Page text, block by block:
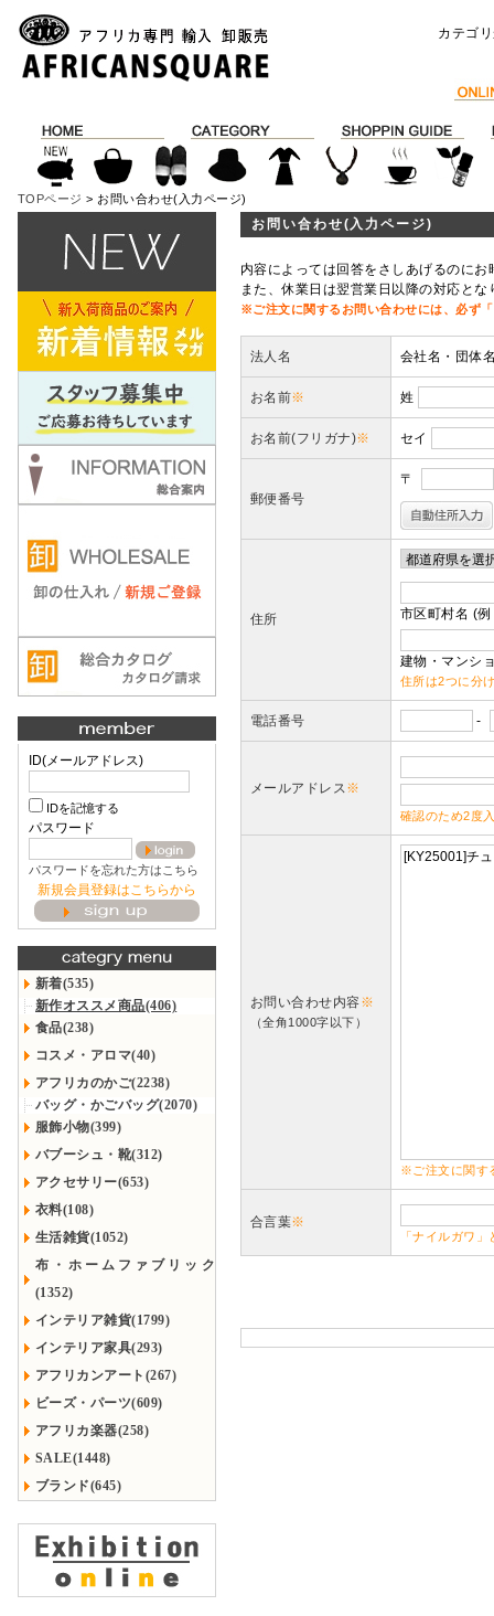
カテゴ
TOPページ > お問い合わせ(入力ページ)
ID(メールアドレス)
IDを記憶する
パスワード
パスワードを忘れた方はこちら
新規会員登録はこちらから
新着(535)
新作オススメ商品(406)
食品(238)
コスメ・アロマ(40)
アフリカのかご(2238)
バッグ・かごバッグ(2070)
服飾小物(399)
バブーシュ・靴(312)
アクセサリー(653)
衣料(108)
生活雑貨(1052)
布・ホームファブリック
(1352)
インテリア雑貨(1799)
インテリア家具(293)
アフリカンアート(267)
ビーズ・パーツ(609)
アフリカ楽器(258)
SALE(1448)
ブランド(645)
お問い合わせ(入力ページ)
内容によっては回答をさしあげるのに
また、休業日は翌営業日以降の対応と
※ご注文に関するお問い合わせには、必ず
法人名 会社名・団体
お名前※ 姓
お名前(フリガナ)※ セイ
郵便番号
〒
住所 市区町村名 (
建物・マンシ
住所は2つに分
電話番号 -
メールアドレス※
確認のため2度
お問い合わせ内容※
（全角1000字以下）
※ご注文に関す
合言葉※
「ナイルガワ